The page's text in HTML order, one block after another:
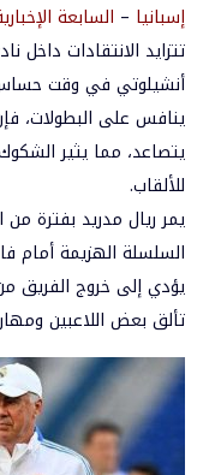
إسبانيا – السابعة
تتزايد الانتقادات داخل
أنشيلوتي في وقت حساس
ينافس على البطولات،
يتصاعد، مما يثير
للألقاب.
يمر ريال مدريد بفترة
السلسلة الهزيمة أمام
يؤدي إلى خروج الفريق
تألق بعض اللاعبين